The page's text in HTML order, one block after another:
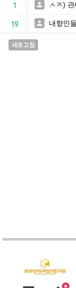
1  ㅅㅈ)
19  내향인
새로고침